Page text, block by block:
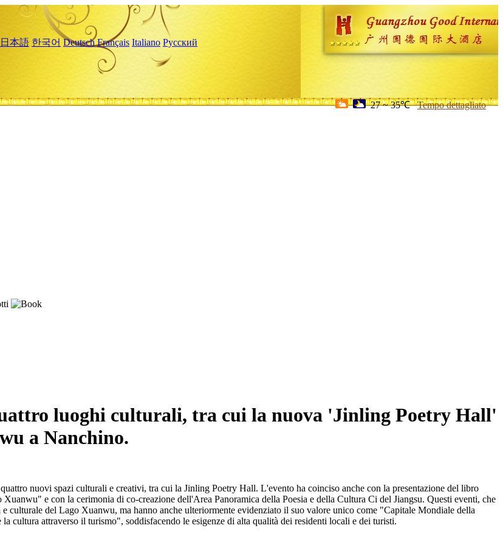
日本語 한국어 Deutsch Français Italiano Русский
27 ~ 35℃ Tempo dettagliato
luoghi culturali, tra cui la nuova 'Jinling Poetry Hall'
a Nanchino.
nuovi spazi culturali e creativi, tra cui la Jinling Poetry Hall. L'evento ha coinciso anche con la presentazione del libro
e con la cerimonia di co-creazione dell'Area Panoramica della Poesia e della Cultura Ci del Jiangsu. Questi eventi, che
culturale del Lago Xuanwu, ma hanno anche ulteriormente evidenziato il suo valore unico come "Capitale Mondiale della
cultura attraverso il turismo", soddisfacendo le esigenze di alta qualità dei residenti locali e dei turisti.